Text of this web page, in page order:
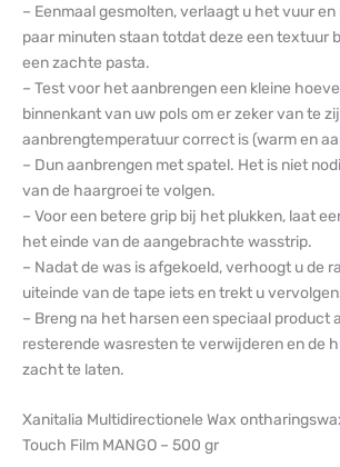
– Eenmaal gesmolten, verlaagt u het vuur
paar minuten staan totdat deze een textuur
een zachte pasta.
– Test voor het aanbrengen een kleine
binnenkant van uw pols om er zeker van te
aanbrengtemperatuur correct is (warm en
– Dun aanbrengen met spatel. Het is niet
van de haargroei te volgen.
– Voor een betere grip bij het plukken, laat
het einde van de aangebrachte wasstrip.
– Nadat de was is afgekoeld, verhoogt u de
uiteinde van de tape iets en trekt u
– Breng na het harsen een speciaal product
resterende wasresten te verwijderen en de
zacht te laten.
Xanitalia Multidirectionele Wax
Touch Film MANGO – 500 gr